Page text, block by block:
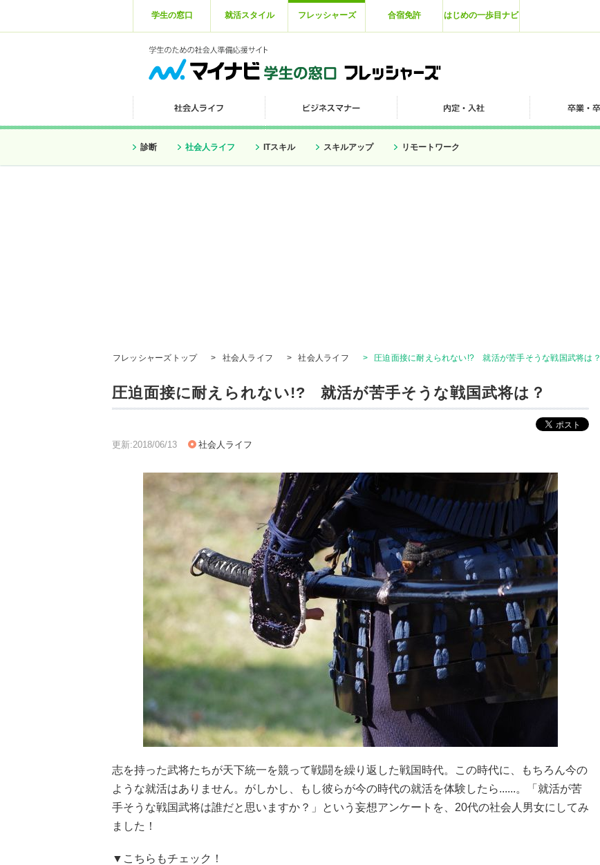
学生の窓口 就活スタイル フレッシャーズ 合宿免許 はじめの一歩目ナビ
診断 社会人ライフ ITスキル スキルアップ リモートワーク
フレッシャーズトップ > 社会人ライフ > 社会人ライフ > 圧迫面接に耐えられない!? 就活が苦手そうな戦国武将は？
圧迫面接に耐えられない!? 就活が苦手そうな戦国武将は？
更新:2018/06/13 社会人ライフ
志を持った武将たちが天下統一を競って戦闘を繰り返した戦国時代。この時代に、もちろん今の
ような就活はありません。がしかし、もし彼らが今の時代の就活を体験したら......。「就活が苦
手そうな戦国武将は誰だと思いますか？」という妄想アンケートを、20代の社会人男女にしてみ
ました！
▼こちらもチェック！